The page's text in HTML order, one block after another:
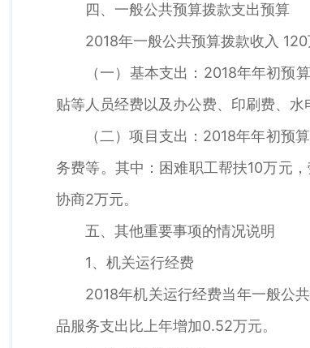
四、一般公共预算拨款支出预算
2018年一般公共预算拨款收入
（一）基本支出：2018年年初预
贴等人员经费以及办公费、印刷费、水
（二）项目支出：2018年年初预
务费等。其中：困难职工帮扶10万元
协商2万元。
五、其他重要事项的情况说明
1、机关运行经费
2018年机关运行经费当年一般公
品服务支出比上年增加0.52万元。